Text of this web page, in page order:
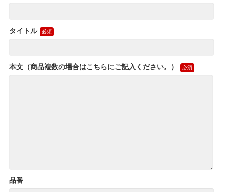
タイトル
本文（商品複数の場合はこちらにご記入ください。）
品番